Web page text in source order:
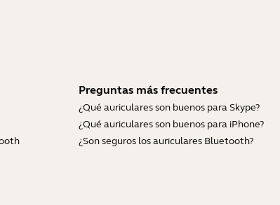
Preguntas más frecuentes
¿Qué auriculares son buenos para Skype?
¿Qué auriculares son buenos para iPhone?
¿Son seguros los auriculares Bluetooth?